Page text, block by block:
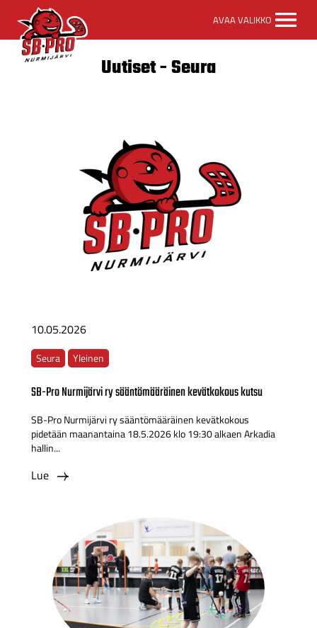
Pro
etusivulle
AVAA VALIKKO
Uutiset - Seura
10.05.2026
Seura Yleinen
SB-Pro Nurmijärvi ry sääntömääräinen kevätkokous kutsu
SB-Pro Nurmijärvi ry sääntömääräinen kevätkokous
pidetään maanantaina 18.5.2026 klo 19:30 alkaen Arkadia
hallin...
Lue